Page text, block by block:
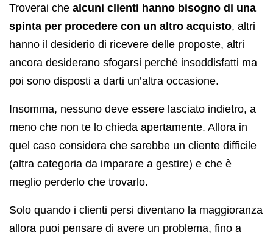
Troverai che alcuni clienti hanno bisogno di una
spinta per procedere con un altro acquisto, altri
hanno il desiderio di ricevere delle proposte, altri
ancora desiderano sfogarsi perché insoddisfatti ma
poi sono disposti a darti un’altra occasione.
Insomma, nessuno deve essere lasciato indietro, a
meno che non te lo chieda apertamente. Allora in
quel caso considera che sarebbe un cliente difficile
(altra categoria da imparare a gestire) e che è
meglio perderlo che trovarlo.
Solo quando i clienti persi diventano la maggioranza
allora puoi pensare di avere un problema, fino a